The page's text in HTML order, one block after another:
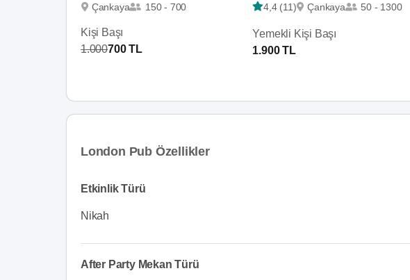
Çankaya 150 - 700
Kişi Başı
1.000700 TL
4,4 (11) Çankaya 50 - 1300
Yemekli Kişi Başı
1.900 TL
London Pub Özellikler
Etkinlik Türü
Nikah
After Party Mekan Türü